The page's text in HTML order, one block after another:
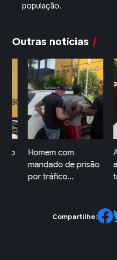
população.
Outras notícias
Adolescente é
apreendido por
tráfico de...
Compartilhe: